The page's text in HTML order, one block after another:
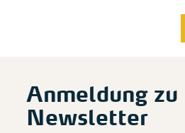
Anmeldung zu
Newsletter